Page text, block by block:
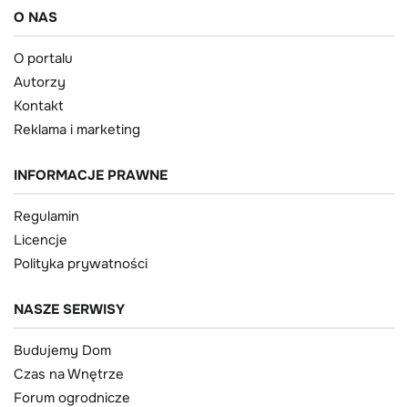
O NAS
O portalu
Autorzy
Kontakt
Reklama i marketing
INFORMACJE PRAWNE
Regulamin
Licencje
Polityka prywatności
NASZE SERWISY
Budujemy Dom
Czas na Wnętrze
Forum ogrodnicze